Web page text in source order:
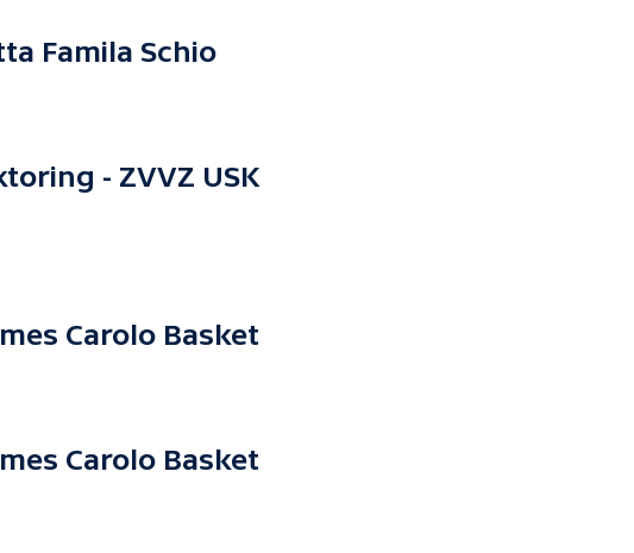
Famila Schio
- ZVVZ USK
Carolo Basket
Carolo Basket